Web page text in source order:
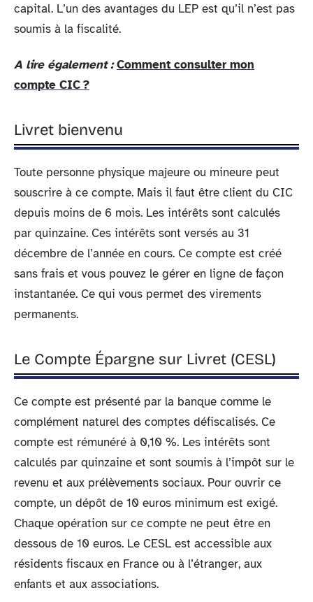
capital. L’un des avantages du LEP est qu’il n’est pas
soumis à la fiscalité.
A lire également : Comment consulter mon
compte CIC ?
Livret bienvenu
Toute personne physique majeure ou mineure peut
souscrire à ce compte. Mais il faut être client du CIC
depuis moins de 6 mois. Les intérêts sont calculés
par quinzaine. Ces intérêts sont versés au 31
décembre de l’année en cours. Ce compte est créé
sans frais et vous pouvez le gérer en ligne de façon
instantanée. Ce qui vous permet des virements
permanents.
Le Compte Épargne sur Livret (CESL)
Ce compte est présenté par la banque comme le
complément naturel des comptes défiscalisés. Ce
compte est rémunéré à 0,10 %. Les intérêts sont
calculés par quinzaine et sont soumis à l’impôt sur le
revenu et aux prélèvements sociaux. Pour ouvrir ce
compte, un dépôt de 10 euros minimum est exigé.
Chaque opération sur ce compte ne peut être en
dessous de 10 euros. Le CESL est accessible aux
résidents fiscaux en France ou à l’étranger, aux
enfants et aux associations.